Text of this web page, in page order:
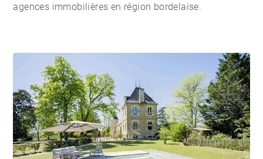
agences immobilières en région bordelaise.